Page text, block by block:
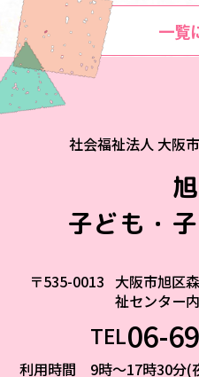
一覧
社会福祉法人 大阪
子ども・
〒535-0013 大阪市旭区
祉センター
TEL06-
利用時間 9時～17時30分(